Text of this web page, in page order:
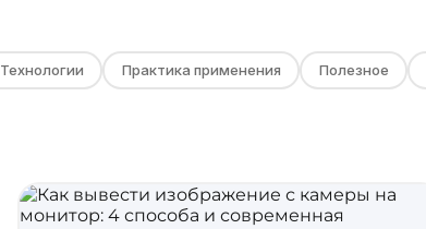
Технологии Практика применения Полезное